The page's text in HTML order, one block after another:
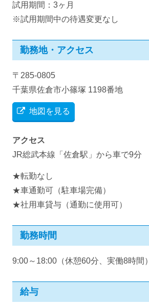
試用期間：3ヶ月
※試用期間中の待遇変更なし
勤務地・アクセス
〒285-0805
千葉県佐倉市小篠塚 1198番地
地図を見る
アクセス
JR総武本線「佐倉駅」から車で9分
★転勤なし
★車通勤可（駐車場完備）
★社用車貸与（通勤に使用可）
勤務時間
9:00～18:00（休憩60分、実働8時間）
給与